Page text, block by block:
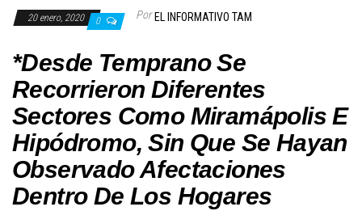
20 enero, 2020 0 Por EL INFORMATIVO TAM
*Desde Temprano Se
Recorrieron Diferentes
Sectores Como Miramápolis E
Hipódromo, Sin Que Se Hayan
Observado Afectaciones
Dentro De Los Hogares